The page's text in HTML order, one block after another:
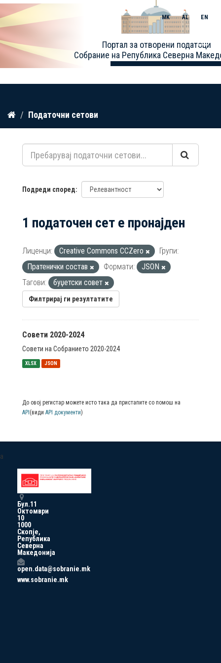
Прескокнете
содржина
Портал за отворени податоци
Собрание на Република Северна
MK AL EN
Toggle
Податочни сетови
Подреди според
1 податочен сет е пронајден
Лиценци: Creative Commons CCZero
Групи:
Пратенички состав
Формати:
JSON
Тагови:
буџетски совет
Филтрирај ги резултатите
Совети 2020-2024
Совети на Собранието 2020-2024
XLSX JSON
До овој регистар можете исто така да пристапите со помош на
API (види API документи)
a
Бул.11
Октомври
10
1000
Скопје,
Република
Северна
Македонија
open.data@sobranie.mk
www.sobranie.mk